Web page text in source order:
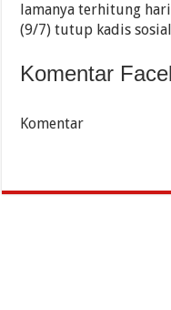
lamanya terhitung
(9/7) tutup kadis
Komentar
Komentar